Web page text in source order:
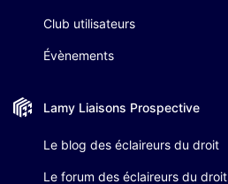
Club utilisateurs
Évènements
Lamy Liaisons Prospective
Le blog des éclaireurs du droit
Le forum des éclaireurs du droit